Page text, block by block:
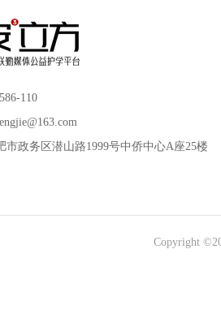
Copyright
110
市政务区潜山路1999号中侨中心A座25楼